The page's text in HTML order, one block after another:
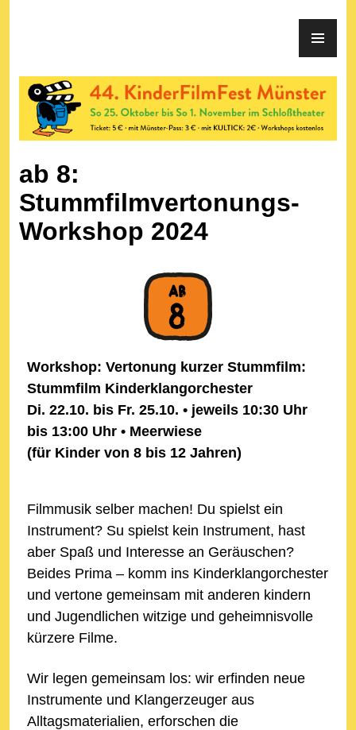
ab 8:
Stummfilmvertonungs-
Workshop 2024
Workshop: Vertonung kurzer Stummfilm:
Stummfilm Kinderklangorchester
Di. 22.10. bis Fr. 25.10. • jeweils 10:30 Uhr
bis 13:00 Uhr • Meerwiese
(für Kinder von 8 bis 12 Jahren)
Filmmusik selber machen! Du spielst ein
Instrument? Su spielst kein Instrument, hast
aber Spaß und Interesse an Geräuschen?
Beides Prima – komm ins Kinderklangorchester
und vertone gemeinsam mit anderen kindern
und Jugendlichen witzige und geheimnisvolle
kürzere Filme.
Wir legen gemeinsam los: wir erfinden neue
Instrumente und Klangerzeuger aus
Alltagsmaterialien, erforschen die